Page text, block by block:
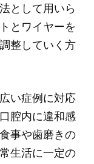
として用いら
とワイヤーを
整していく方
い症例に対応
腔内に違和感
事や歯磨きの
生活に一定の